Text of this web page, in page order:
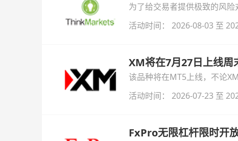
为了给交易者提供极致的风
与白银交易！本文将为您详
活动时间： 2026-08-03 至
XM将在7月27日上线周
该品种将在MT5上线，不论
活动时间： 2026-07-23 至
FxPro无限杠杆限时开